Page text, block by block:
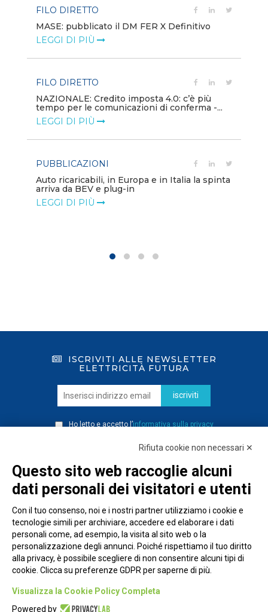
FILO DIRETTO
MASE: pubblicato il DM FER X Definitivo
LEGGI DI PIÙ
FILO DIRETTO
NAZIONALE: Credito imposta 4.0: c’è più
tempo per le comunicazioni di conferma -...
LEGGI DI PIÙ
PUBBLICAZIONI
Auto ricaricabili, in Europa e in Italia la spinta
arriva da BEV e plug-in
LEGGI DI PIÙ
ISCRIVITI ALLE NEWSLETTER
ELETTRICITÀ FUTURA
iscriviti
Ho letto e accetto l’informativa sulla privacy
Piazza Alessandria, 24 - 00198 Roma
Privacy Policy
Rifiuta cookie non necessari ✕
Questo sito web raccoglie alcuni
dati personali dei visitatori e utenti
Con il tuo consenso, noi e i nostri partner utilizziamo i cookie e
tecnologie simili per archiviare, accedere ed elaborare i dati
personali come, ad esempio, la visita al sito web o la
personalizzazione degli annunci. Poiché rispettiamo il tuo diritto
alla privacy, è possibile scegliere di non consentire alcuni tipi di
cookie. Clicca su preferenze GDPR per saperne di più.
Visualizza la Cookie Policy Completa
Powered by